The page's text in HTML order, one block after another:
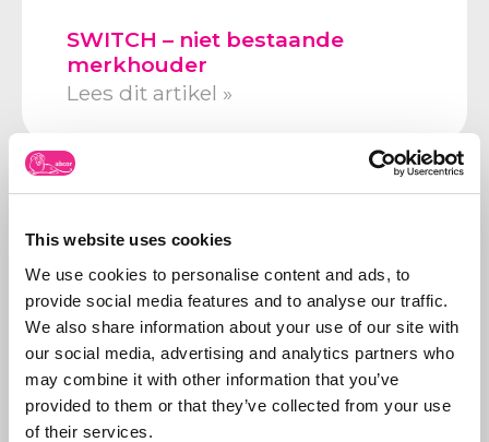
This website uses cookies
We use cookies to personalise content and ads, to
provide social media features and to analyse our traffic.
We also share information about your use of our site with
our social media, advertising and analytics partners who
may combine it with other information that you’ve
provided to them or that they’ve collected from your use
of their services.
SWITCH – niet bestaande
merkhouder
Lees dit artikel »
Volg ons op
Neem contact op
Bel ons:071-5763116of stuur
een e-mail:
info@abcor-ip.com